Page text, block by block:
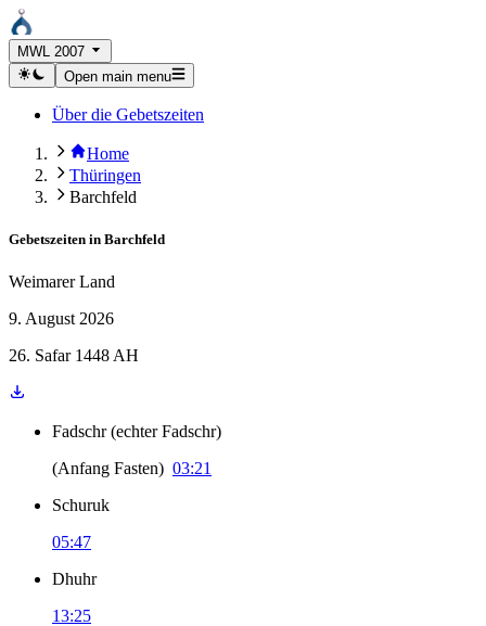
MWL 2007
Open main menu
Über die Gebetszeiten
Home
Thüringen
Barchfeld
Gebetszeiten in Barchfeld
Weimarer Land
9. August 2026
26. Safar 1448 AH
Fadschr (echter Fadschr)
(Anfang Fasten) 03:21
Schuruk
05:47
Dhuhr
13:25